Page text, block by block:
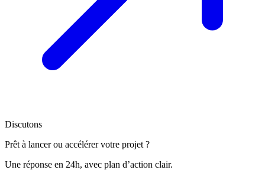
Discutons
Prêt à lancer ou accélérer votre projet ?
Une réponse en 24h, avec plan d’action clair.